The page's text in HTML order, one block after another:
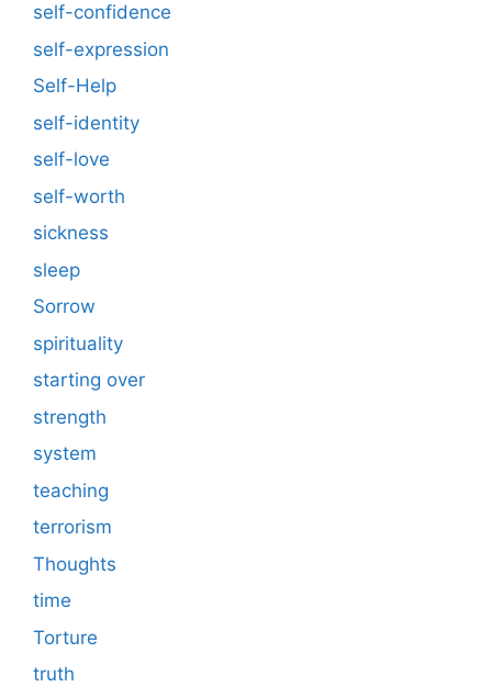
self-confidence
self-expression
Self-Help
self-identity
self-love
self-worth
sickness
sleep
Sorrow
spirituality
starting over
strength
system
teaching
terrorism
Thoughts
time
Torture
truth